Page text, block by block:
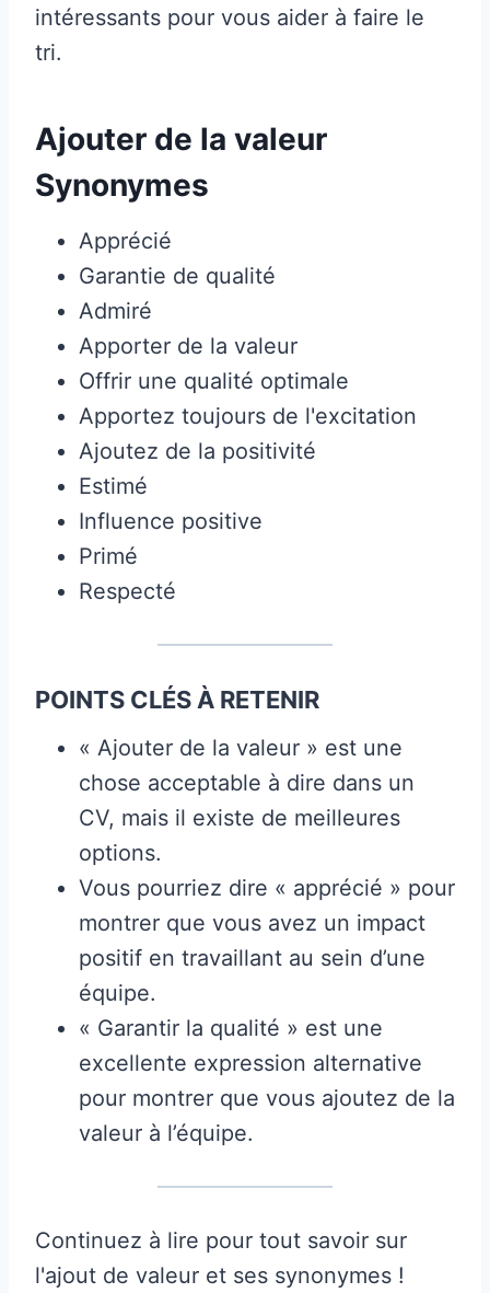
intéressants pour vous aider à faire le
tri.
Ajouter de la valeur
Synonymes
Apprécié
Garantie de qualité
Admiré
Apporter de la valeur
Offrir une qualité optimale
Apportez toujours de l'excitation
Ajoutez de la positivité
Estimé
Influence positive
Primé
Respecté
POINTS CLÉS À RETENIR
« Ajouter de la valeur » est une
chose acceptable à dire dans un
CV, mais il existe de meilleures
options.
Vous pourriez dire « apprécié » pour
montrer que vous avez un impact
positif en travaillant au sein d’une
équipe.
« Garantir la qualité » est une
excellente expression alternative
pour montrer que vous ajoutez de la
valeur à l’équipe.
Continuez à lire pour tout savoir sur
l'ajout de valeur et ses synonymes !